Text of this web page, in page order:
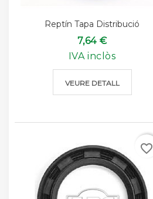
Reptín Tapa Distribució
7,64 €
IVA inclòs
VEURE DETALL
favorite_border